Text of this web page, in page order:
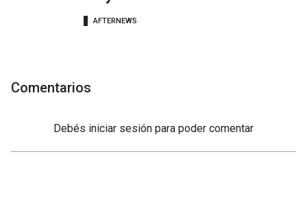
AFTERNEWS
Comentarios
Debés iniciar sesión para poder comentar